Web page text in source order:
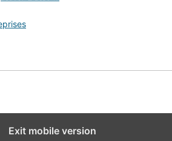
Exit mobile version